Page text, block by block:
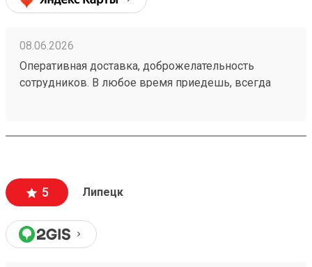
08.06.2026
Оперативная доставка, доброжелательность
сотрудников. В любое время приедешь, всегда
5 Липецк